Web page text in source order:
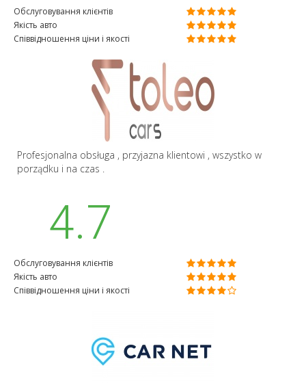
Обслуговування клієнтів
Якість авто
Співвідношення ціни і якості
Profesjonalna obsługa , przyjazna klientowi , wszystko w
porządku i na czas .
4.7
Обслуговування клієнтів
Якість авто
Співвідношення ціни і якості